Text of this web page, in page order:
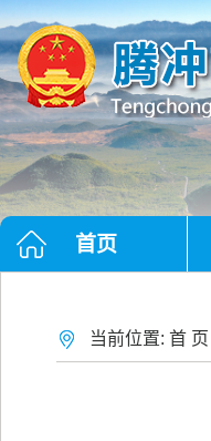
首页
当前位置: 首 页